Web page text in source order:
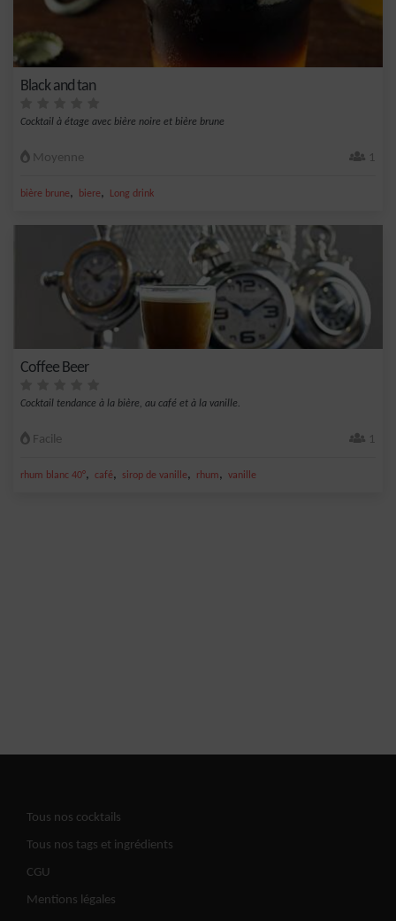
Black and tan
Cocktail à étage avec bière noire et bière brune
Moyenne 1
bière brune, biere, Long drink
Coffee Beer
Cocktail tendance à la bière, au café et à la vanille.
Facile 1
rhum blanc 40°, café, sirop de vanille, rhum, vanille
Tous nos cocktails
Tous nos tags et ingrédients
CGU
Mentions légales